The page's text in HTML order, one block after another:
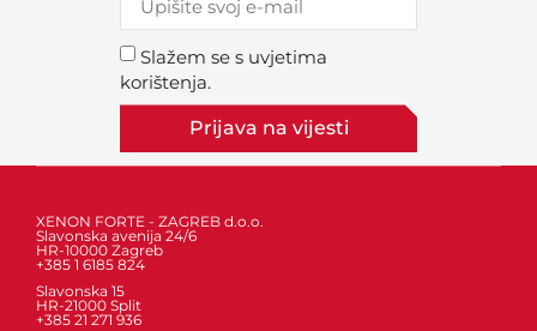
Slažem se s uvjetima
korištenja.
Prijava na vijesti
XENON FORTE - ZAGREB d.o.o.
Slavonska avenija 24/6
HR-10000 Zagreb
+385 1 6185 824
Slavonska 15
HR-21000 Split
+385 21 271 936